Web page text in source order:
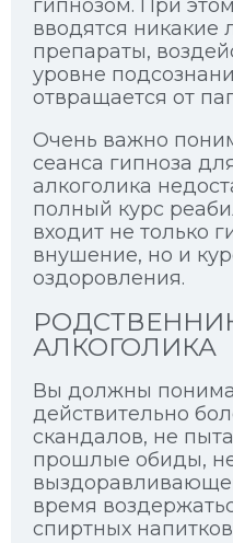
гипнозом. При
вводятся никакие
препараты,
уровне
отвращается от
Очень важно
сеанса гипноза
алкоголика
полный курс
входит не только
внушение, но и
оздоровления.
АЛКОГОЛИКА
Вы должны
действительно
скандалов, не
прошлые обиды,
время
спиртных